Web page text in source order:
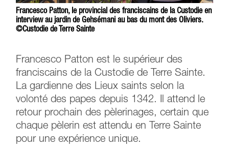
Francesco Patton, le provincial des franciscains de la Custodie en
interview au jardin de Gehsémani au bas du mont des Oliviers.
©Custodie de Terre Sainte
Francesco Patton est le supérieur des
franciscains de la Custodie de Terre Sainte.
La gardienne des Lieux saints selon la
volonté des papes depuis 1342. Il attend le
retour prochain des pèlerinages, certain que
chaque pèlerin est attendu en Terre Sainte
pour une expérience unique.